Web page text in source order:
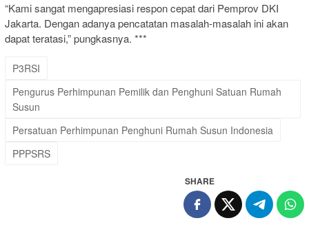
“Kami sangat mengapresiasi respon cepat dari Pemprov DKI
Jakarta. Dengan adanya pencatatan masalah-masalah ini akan
dapat teratasi,” pungkasnya. ***
P3RSI
Pengurus Perhimpunan Pemilik dan Penghuni Satuan Rumah
Susun
Persatuan Perhimpunan Penghuni Rumah Susun Indonesia
PPPSRS
SHARE